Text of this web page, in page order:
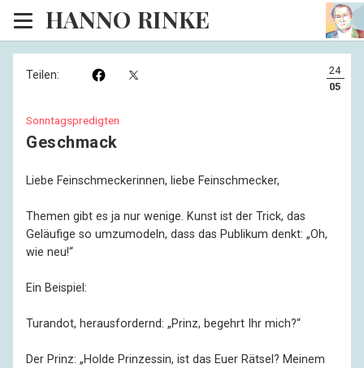
HANNO RINKE
Heim
EISINSEL
Sonntagspredigten
Lesesaal
Hörsaal
Teilen:
24
05
Sonntagspredigten
Geschmack
Liebe Feinschmeckerinnen, liebe Feinschmecker,
Themen gibt es ja nur wenige. Kunst ist der Trick, das
Geläufige so umzumodeln, dass das Publikum denkt: „Oh,
wie neu!“
Ein Beispiel:
Turandot, herausfordernd: „Prinz, begehrt Ihr mich?“
Der Prinz: „Holde Prinzessin, ist das Euer Rätsel? Meinem